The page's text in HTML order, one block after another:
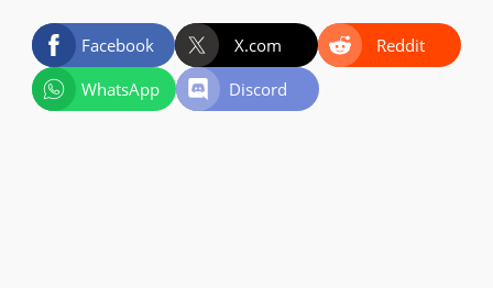
Facebook X.com
Reddit
WhatsApp
Discord